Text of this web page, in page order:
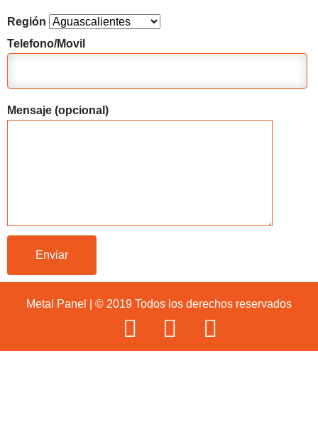
Región
Telefono/Movil
Mensaje (opcional)
Metal Panel | © 2019 Todos los derechos reservados